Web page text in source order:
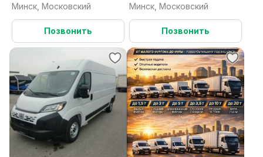
Минск, Московский
Позвонить
Минск, Московский
Позвонить